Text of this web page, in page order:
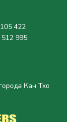
422
995
Кан Тхо